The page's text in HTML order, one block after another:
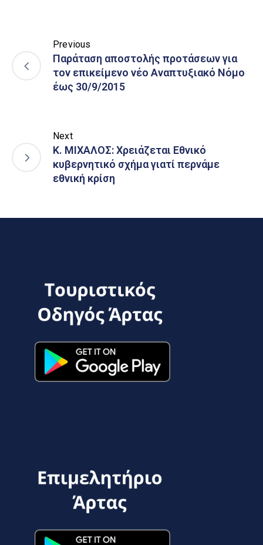
Previous
Παράταση αποστολής προτάσεων για
τον επικείμενο νέο Αναπτυξιακό Νόμο
έως 30/9/2015
Next
K. ΜΙΧΑΛΟΣ: Χρειάζεται Εθνικό
κυβερνητικό σχήμα γιατί περνάμε
εθνική κρίση